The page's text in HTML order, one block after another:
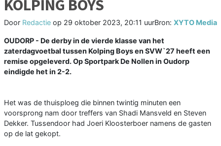
KOLPING BOYS
Door Redactie op 29 oktober 2023, 20:11 uurBron: XYTO Media
OUDORP - De derby in de vierde klasse van het
zaterdagvoetbal tussen Kolping Boys en SVW`27 heeft een
remise opgeleverd. Op Sportpark De Nollen in Oudorp
eindigde het in 2-2.
Het was de thuisploeg die binnen twintig minuten een
voorsprong nam door treffers van Shadi Mansveld en Steven
Dekker. Tussendoor had Joeri Kloosterboer namens de gasten
op de lat gekopt.